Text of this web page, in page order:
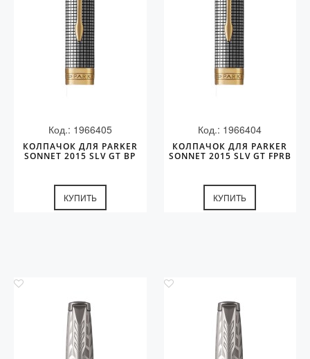
Код.: 1966405
КОЛПАЧОК ДЛЯ PARKER
SONNET 2015 SLV GT BP
КУПИТЬ
Код.: 1966404
КОЛПАЧОК ДЛЯ PARKER
SONNET 2015 SLV GT FPRB
КУПИТЬ